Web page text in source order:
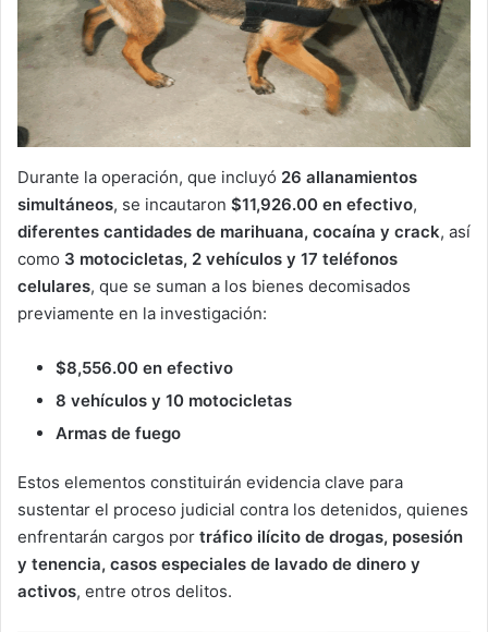
Durante la operación, que incluyó 26 allanamientos
simultáneos, se incautaron $11,926.00 en efectivo,
diferentes cantidades de marihuana, cocaína y crack, así
como 3 motocicletas, 2 vehículos y 17 teléfonos
celulares, que se suman a los bienes decomisados
previamente en la investigación:
$8,556.00 en efectivo
8 vehículos y 10 motocicletas
Armas de fuego
Estos elementos constituirán evidencia clave para
sustentar el proceso judicial contra los detenidos, quienes
enfrentarán cargos por tráfico ilícito de drogas, posesión
y tenencia, casos especiales de lavado de dinero y
activos, entre otros delitos.